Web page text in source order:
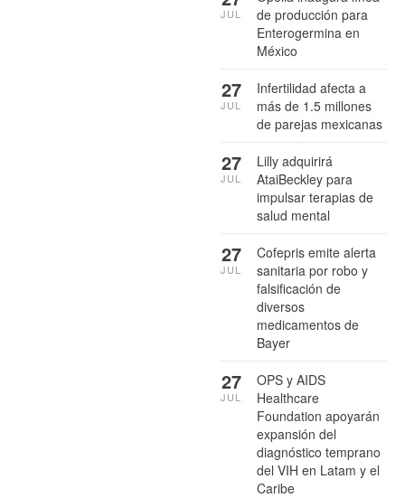
de producción para
Enterogermina en
México
JUL
Infertilidad afecta a
más de 1.5 millones
de parejas mexicanas
27
JUL
Lilly adquirirá
AtaiBeckley para
impulsar terapias de
salud mental
27
JUL
Cofepris emite alerta
sanitaria por robo y
falsificación de
diversos
medicamentos de
Bayer
27
JUL
OPS y AIDS
Healthcare
Foundation apoyarán
expansión del
diagnóstico temprano
del VIH en Latam y el
Caribe
27
JUL